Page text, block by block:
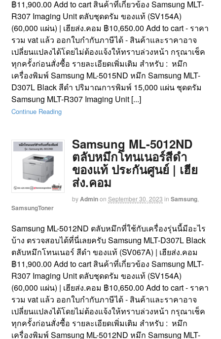
฿11,900.00 Add to cart สินค้าที่เกี่ยวข้อง Samsung MLT-
R307 Imaging Unit ตลับชุดดรัม ของแท้ (SV154A)
(60,000 แผ่น) | เฮียส่ง.คอม ฿10,650.00 Add to cart - ราคา
รวม vat แล้ว ออกใบกำกับภาษีได้ - สินค้าและราคาอาจ
เปลี่ยนแปลงได้โดยไม่ต้องแจ้งให้ทราบล่วงหน้า กรุณาเช็ค
ทุกครั้งก่อนสั่งซื้อ รายละเอียดเพิ่มเติม สำหรับ : หมึก
เครื่องพิมพ์ Samsung ML-5015ND หมึก Samsung MLT-
D307L Black สีดำ ปริมาณการพิมพ์ 15,000 แผ่น ชุดดรัม
Samsung MLT-R307 Imaging Unit [...]
Continue Reading
Samsung ML-5012ND
ตลับหมึกโทนเนอร์สีดำ
ของแท้ ประกันศูนย์ | เฮีย
ส่ง.คอม
by Adminon September 30, 2023 in Samsung,
SamsungToner
Samsung ML-5012ND ตลับหมึกที่ใช้กับเครื่องรุ่นนี้มีอะไร
บ้าง ตรวจสอบได้ที่นี่เลยครับ Samsung MLT-D307L Black
ตลับหมึกโทนเนอร์ สีดำ ของแท้ (SV067A) | เฮียส่ง.คอม
฿11,900.00 Add to cart สินค้าที่เกี่ยวข้อง Samsung MLT-
R307 Imaging Unit ตลับชุดดรัม ของแท้ (SV154A)
(60,000 แผ่น) | เฮียส่ง.คอม ฿10,650.00 Add to cart - ราคา
รวม vat แล้ว ออกใบกำกับภาษีได้ - สินค้าและราคาอาจ
เปลี่ยนแปลงได้โดยไม่ต้องแจ้งให้ทราบล่วงหน้า กรุณาเช็ค
ทุกครั้งก่อนสั่งซื้อ รายละเอียดเพิ่มเติม สำหรับ : หมึก
เครื่องพิมพ์ Samsung ML-5012ND หมึก Samsung MLT-